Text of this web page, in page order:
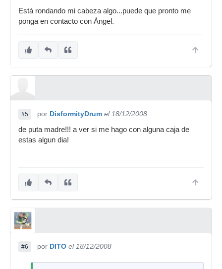
Está rondando mi cabeza algo...puede que pronto me
ponga en contacto con Ángel.
#5 por DisformityDrum el 18/12/2008
de puta madre!!! a ver si me hago con alguna caja de
estas algun dia!
#6 por DITO el 18/12/2008